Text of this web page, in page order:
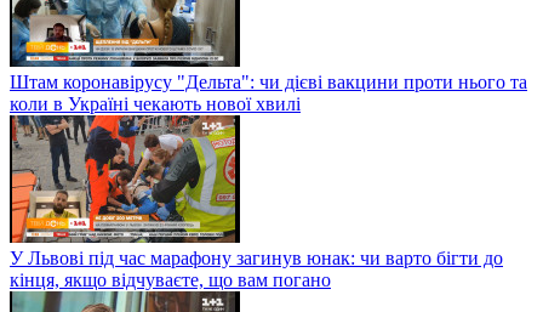
Штам коронавірусу "Дельта": чи дієві вакцини проти нього та
коли в Україні чекають нової хвилі
У Львові під час марафону загинув юнак: чи варто бігти до
кінця, якщо відчуваєте, що вам погано